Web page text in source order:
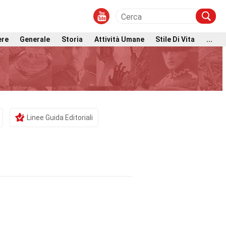
Generale Storia Attività Umane Stile Di Vita ...
Linee Guida Editoriali